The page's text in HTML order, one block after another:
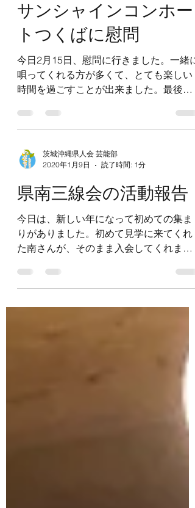
サンシャインコンホー
トつくばに慰問
今日2月15日、慰問に行きました。一緒に
唄ってくれる方が多くて、とても楽しい
時間を過ごすことが出来ました。最後の
じさんで楽しみました。
茨城沖縄県人会 芸能部
2020年1月9日
読了時間: 1分
県南三線会の活動報告
今日は、新しい年になって初めての集ま
りがありました。初めて見学に来てくれ
た南さんが、そのまま入会してくれまし
嬉しいですね😃。